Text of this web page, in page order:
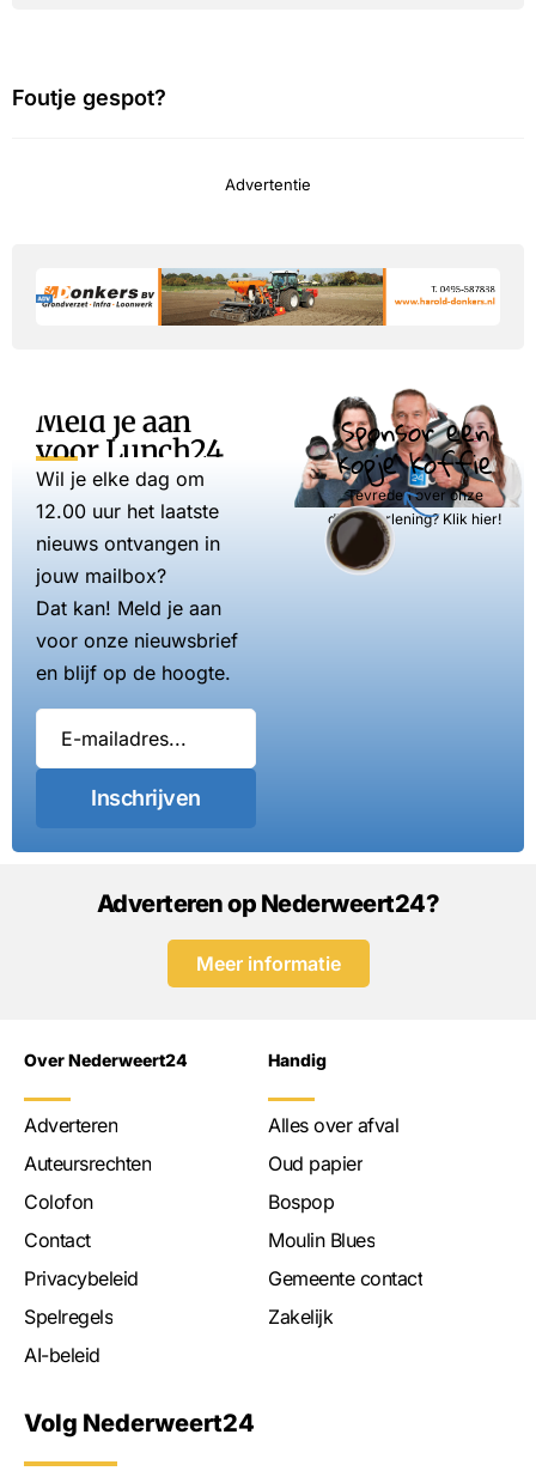
Foutje gespot?
Advertentie
Meld je aan
voor Lunch24
Wil je elke dag om
12.00 uur het laatste
nieuws ontvangen in
jouw mailbox?
Dat kan! Meld je aan
voor onze nieuwsbrief
en blijf op de hoogte.
Inschrijven
Sponsor een
kopje koffie
Tevreden over onze
dienstverlening? Klik hier!
Adverteren op Nederweert24?
Meer informatie
Over Nederweert24
Adverteren
Auteursrechten
Colofon
Contact
Privacybeleid
Spelregels
AI-beleid
Handig
Alles over afval
Oud papier
Bospop
Moulin Blues
Gemeente contact
Zakelijk
Volg Nederweert24